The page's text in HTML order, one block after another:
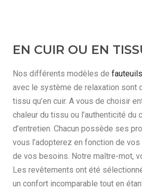
EN CUIR OU EN
Nos différents modèles de fauteuils
avec le système de relaxation sont
tissu qu’en cuir. A vous de choisir
chaleur du tissu ou l’authenticité du
d’entretien. Chacun possède ses
vous l’adopterez en fonction de
de vos besoins. Notre maître-mot,
Les revêtements ont été
un confort incomparable tout en